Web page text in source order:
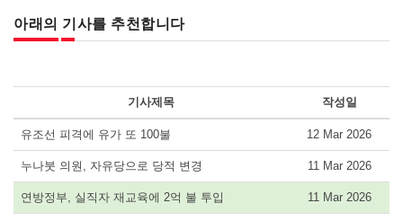
아래의 기사를 추천합니다
기사제목 작성일
유조선 피격에 유가 또 100불 12 Mar 2026
누나붓 의원, 자유당으로 당적 변경 11 Mar 2026
연방정부, 실직자 재교육에 2억 불 투입 11 Mar 2026